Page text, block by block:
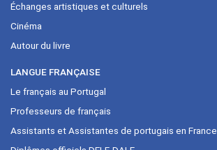
Échanges artistiques et culturels
Cinéma
Autour du livre
LANGUE FRANÇAISE
Le français au Portugal
Professeurs de français
Assistants et Assistantes de portugais en France